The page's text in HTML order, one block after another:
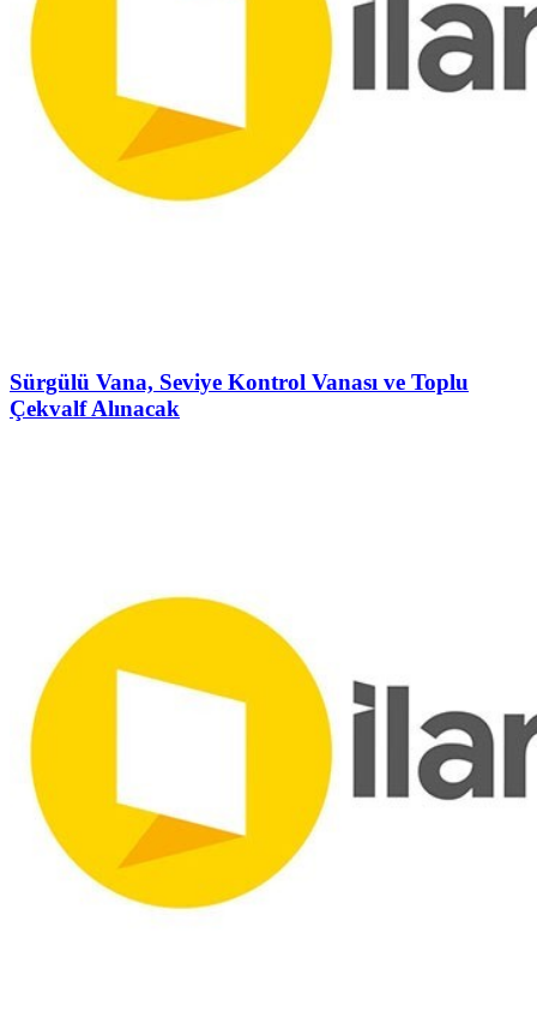
Sürgülü Vana, Seviye Kontrol Vanası ve Toplu
Çekvalf Alınacak